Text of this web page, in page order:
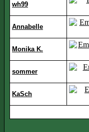
wh99
Annabelle
Monika K.
sommer
KaSch